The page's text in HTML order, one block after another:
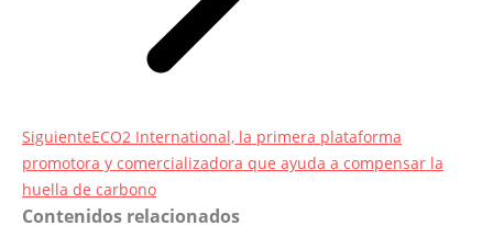
SiguienteEntrada
siguiente:
ECO2 International, la primera plataforma
promotora y comercializadora que ayuda a compensar la
huella de carbono
Contenidos relacionados